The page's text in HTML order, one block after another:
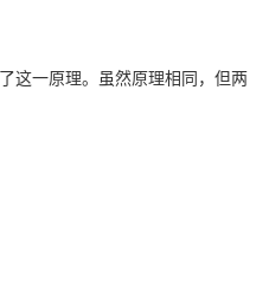
一原理。虽然原理相同，但两